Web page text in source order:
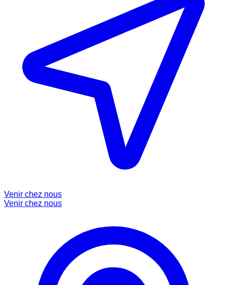
Venir chez nous
Venir chez nous